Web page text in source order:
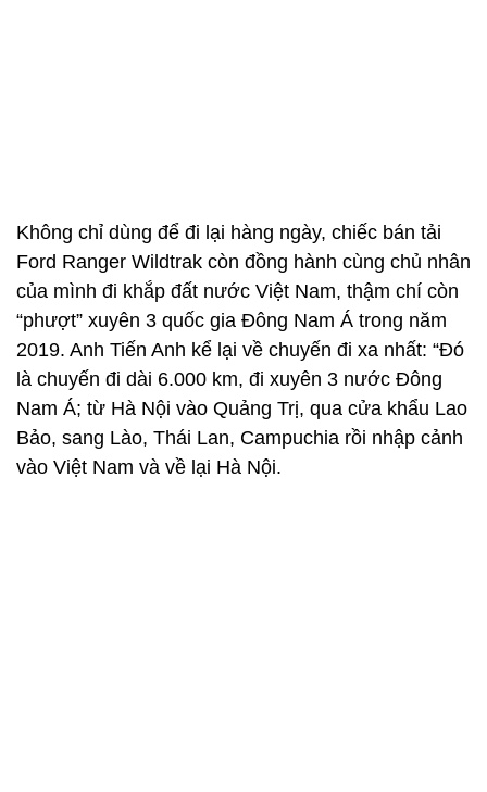
Không chỉ dùng để đi lại hàng ngày, chiếc bán tải
Ford Ranger Wildtrak còn đồng hành cùng chủ nhân
của mình đi khắp đất nước Việt Nam, thậm chí còn
“phượt” xuyên 3 quốc gia Đông Nam Á trong năm
2019. Anh Tiến Anh kể lại về chuyến đi xa nhất: “Đó
là chuyến đi dài 6.000 km, đi xuyên 3 nước Đông
Nam Á; từ Hà Nội vào Quảng Trị, qua cửa khẩu Lao
Bảo, sang Lào, Thái Lan, Campuchia rồi nhập cảnh
vào Việt Nam và về lại Hà Nội.